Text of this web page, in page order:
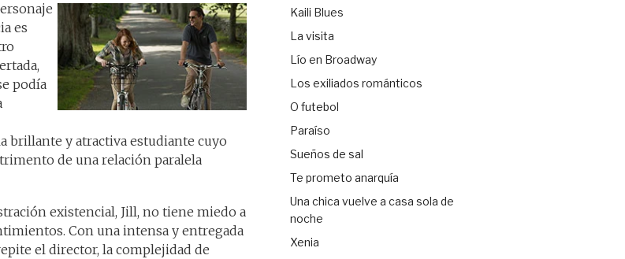
es
podía
brillante y atractiva estudiante cuyo
de una relación paralela
existencial, Jill, no tiene miedo a
Con una intensa y entregada
el director, la complejidad de
Kaili Blues
La visita
Lío en Broadway
Los exiliados románticos
O futebol
Paraíso
Sueños de sal
Te prometo anarquía
Una chica vuelve a casa sola de
noche
Xenia